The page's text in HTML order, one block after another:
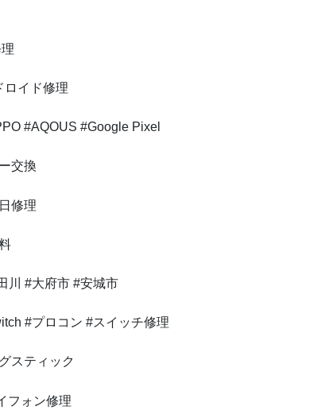
ロイド修理
#AQOUS #Google Pixel
交換
修理
川 #大府市 #安城市
#プロコン #スイッチ修理
スティック
フォン修理